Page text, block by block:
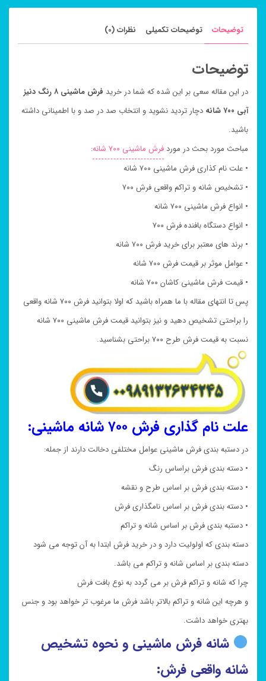
توضیحات توضیحات تکمیلی نظرات (0)
توضیحات
در این مقاله سعی بر این شده که شما در خرید
فرش ماشینی ۸ رنگ دنیز
آبی ۷۰۰ شانه
دچار تردید نشوید و انتخاب صد در صد و با اطمینانی داشته
باشید.
مباحث مورد بحث در موردفرش ماشینی ۷۰۰ شانه
:
• علت نام کذاری فرش ماشینی ۷۰۰ شانه
• تشخیص شانه و تراکم واقعی فرش ۷۰۰
• انواع فرش ماشینی ۷۰۰ شانه
• انواع دستگاه بافنده فرش ۷۰۰
• برند های معتبر برای خرید فرش ۷۰۰ شانه
• عوامل موثر بر قیمت فرش ۷۰۰ شانه
• قیمت فرش ماشینی کاشان ۷۰۰ شانه
پس تا انتهای مقاله با ما همراه باشید که اولا بتوانید فرش ۷۰۰ شانه واقعی
را براحتی تشخیص دهید و نیز بتوانید قیمت فرش ماشینی ۷۰۰ شانه
نسبت به قیمت فرش طرح ۷۰۰ براحتی بشناسید.
علت نام گذاری فرش ۷۰۰ شانه ماشینی:
در دستبه بندی فرش ماشینی عوامل مختلفی دخالت دارند از جمله:
• دسته بندی فرش براساس رنگ
• دسته بندی فرش بر اساس طرح و نقشه
• دسته بندی فرش بر اساس نامگذاری فرش
• دستبه بندی فرش بر اساس شانه و تراکم
دسته بندی که اولولیت دارد و در خرید فرش ابتدا به آن توجه می شود
دسته بندی بر اساس شانه و تراکم می باشد.
چرا که شانه و تراکم فرش بر می گردد به نوع بافت فرش
و هرچه این شانه و تراکم بالاتر باشد فرش ما مرغوب تر خواهد بود و جنس
بهتری خواهد داشت.
شانه فرش ماشینی و نحوه تشخیص
شانه واقعی فرش: